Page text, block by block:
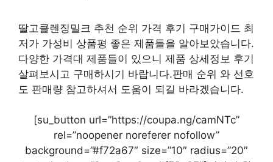
딸고클렌징밀크 추천 순위 가격 후기 구매가이드 최
저가 가성비 상품평 좋은 제품들을 알아보았습니다.
다양한 가격대 제품들이 있으니 제품 상세정보 후기
살펴보시고 구매하시기 바랍니다.판매 순위 와 선호
도 판매량 참고하셔서 도움이 되길 바라겠습니다.
[su_button url=”https://coupa.ng/camNTc”
rel=”noopener noreferer nofollow”
background=”#f72a67″ size=”10″ radius=”20″